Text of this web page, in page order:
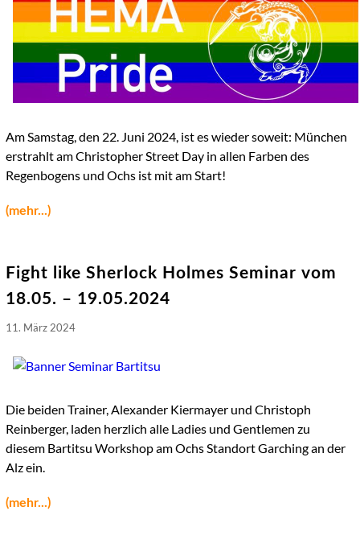
Am Samstag, den 22. Juni 2024, ist es wieder soweit: München
erstrahlt am Christopher Street Day in allen Farben des
Regenbogens und Ochs ist mit am Start!
(mehr...)
Fight like Sherlock Holmes Seminar vom
18.05. – 19.05.2024
11. März 2024
Die beiden Trainer, Alexander Kiermayer und Christoph
Reinberger, laden herzlich alle Ladies und Gentlemen zu
diesem Bartitsu Workshop am Ochs Standort Garching an der
Alz ein.
(mehr...)